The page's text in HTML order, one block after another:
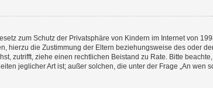
zum Schutz der Privatsphäre von Kindern im Internet von
hierzu die Zustimmung der Eltern beziehungsweise des oder
zutrifft, ziehe einen rechtlichen Beistand zu Rate. Bitte
jeglicher Art ist; außer solchen, die unter der Frage „An wen